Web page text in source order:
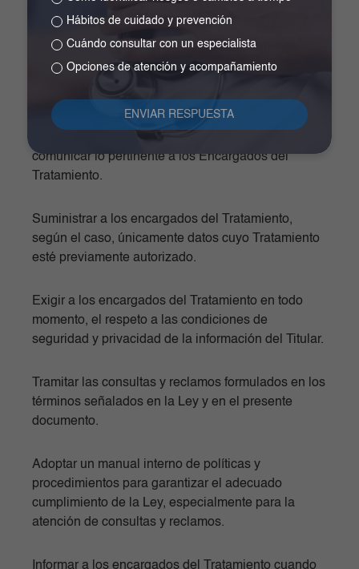
oportuna a los encargados del Tratamiento, todas
las novedades respecto de los datos que
demás medidas necesarias para que la información
comunicar lo pertinente a los Encargados del
Tratamiento.
Suministrar a los encargados del Tratamiento,
según el caso, únicamente datos cuyo Tratamiento
esté previamente autorizado.
Exigir a los encargados del Tratamiento en todo
momento, el respeto a las condiciones de
seguridad y privacidad de la información del Titular.
Tramitar las consultas y reclamos formulados en los
términos señalados en la Ley y en el presente
documento.
Adoptar un manual interno de políticas y
procedimientos para garantizar el adecuado
cumplimiento de la Ley, especialmente para la
atención de consultas y reclamos.
Informar a los encargados del Tratamiento cuando
Hábitos de cuidado y prevención
Cuándo consultar con un especialista
Opciones de atención y acompañamiento